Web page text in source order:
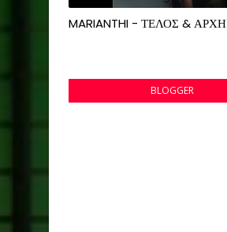
MARIANTHI - ΤΕΛΟΣ & ΑΡΧΗ
BLOGGER